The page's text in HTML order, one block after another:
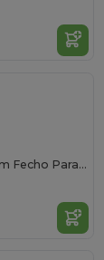
Norman Men Casaco Polar Com Fecho Para Homem